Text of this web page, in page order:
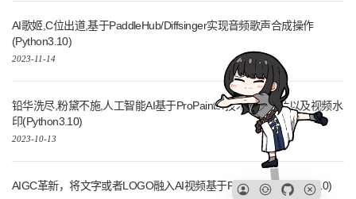
AI歌姬,C位出道,基于PaddleHub/Diffsinger实现音频歌声合成操作
(Python3.10)
2023-11-14
铅华洗尽,粉黛不施,人工智能AI基于ProPainter技术去除图片以及视频水
印(Python3.10)
2023-10-13
AIGC革新，将文字或者LOGO融入AI视频基于PIKA-labs(Python3.10)